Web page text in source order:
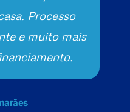
Processo
e muito mais